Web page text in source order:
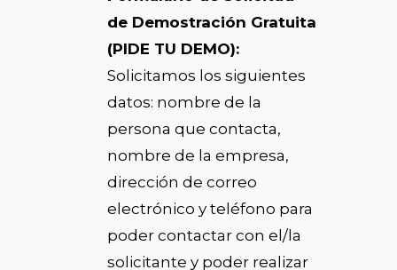
de Demostración Gratuita
(PIDE TU DEMO):
Solicitamos los siguientes
datos: nombre de la
persona que contacta,
nombre de la empresa,
dirección de correo
electrónico y teléfono para
poder contactar con el/la
solicitante y poder realizar